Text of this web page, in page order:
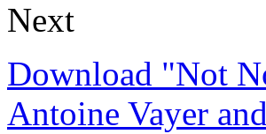
Next
Download "Not
Antoine Vayer